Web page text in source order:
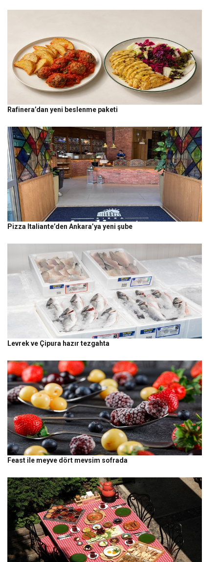
Rafinera’dan yeni beslenme paketi
Pizza Italiante’den Ankara’ya yeni şube
Levrek ve Çipura hazır tezgahta
Feast ile meyve dört mevsim sofrada